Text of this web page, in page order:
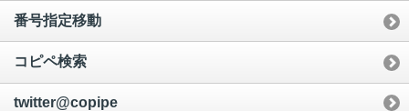
番号指定移動
コピペ検索
twitter@copipe